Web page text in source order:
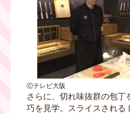
Ⓒテレビ大阪
さらに、切れ味抜群の包
巧を見学。スライスされる